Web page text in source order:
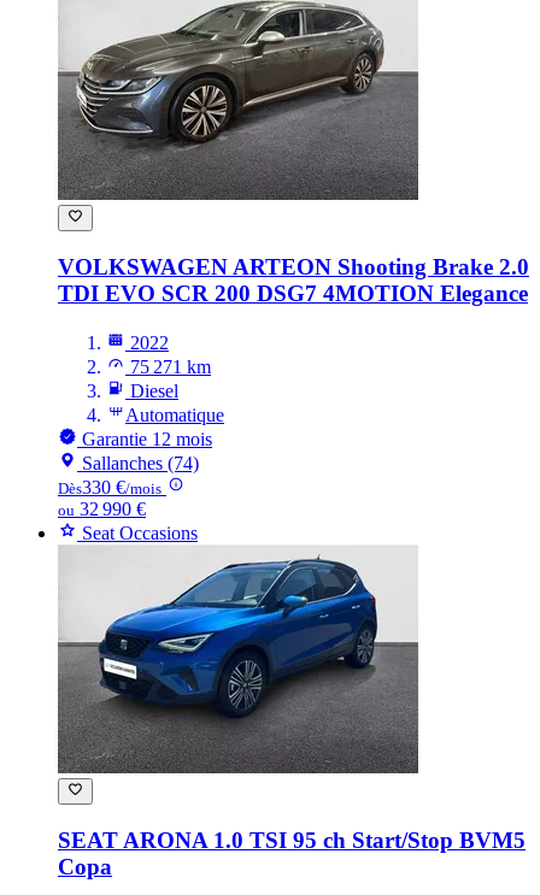
VOLKSWAGEN ARTEON Shooting Brake 2.0
TDI EVO SCR 200 DSG7 4MOTION Elegance
2022
75 271 km
Diesel
Automatique
Garantie 12 mois
Sallanches (74)
Dès330 €/mois
ou 32 990 €
Seat Occasions
SEAT ARONA 1.0 TSI 95 ch Start/Stop BVM5
Copa